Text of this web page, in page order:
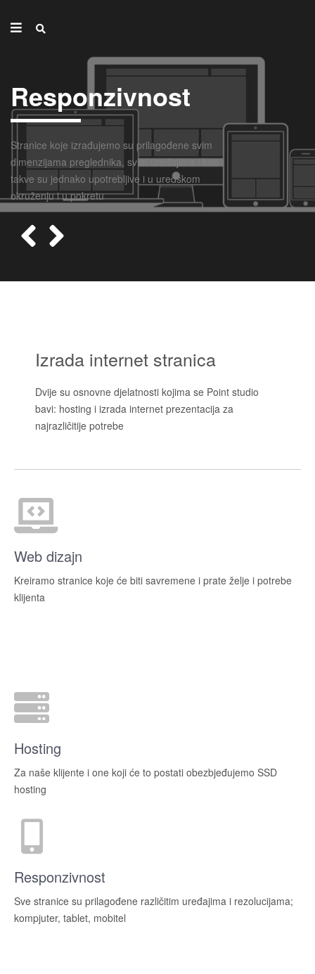
Responzivnost
Stranice koje izrađujemo su prilagođene svim
dimenzijama preglednika, svim uređajima i kao
takve su jednako upotrebljive i u uredskom
okruženju i u pokretu
Izrada internet stranica
Dvije su osnovne djelatnosti kojima se Point studio
bavi: hosting i izrada internet prezentacija za
najrazličitije potrebe
Web dizajn
Kreiramo stranice koje će biti savremene i prate želje i potrebe
klijenta
Hosting
Za naše klijente i one koji će to postati obezbjeđujemo SSD
hosting
Responzivnost
Sve stranice su prilagođene različitim uređajima i rezolucijama;
kompjuter, tablet, mobitel